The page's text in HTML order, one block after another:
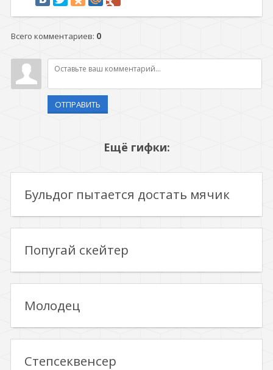
Всего комментариев: 0
ОТПРАВИТЬ
Ещё гифки:
Бульдог пытается достать мячик
Попугай скейтер
Молодец
Степсеквенсер